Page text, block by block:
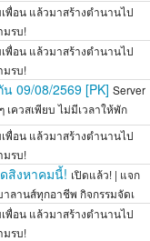
พื่อน แล้วมาสร้างตำนานไป
มรบ!
พื่อน แล้วมาสร้างตำนานไป
มรบ!
09/08/2569 [PK] Server
ควสเพียบ ไม่มีเวลาให้พัก
พื่อน แล้วมาสร้างตำนานไป
มรบ!
สิงหาคมนี้! เปิดแล้ว! | แจก
ลานส์ทุกอาชีพ กิจกรรมจัดเ
พื่อน แล้วมาสร้างตำนานไป
มรบ!